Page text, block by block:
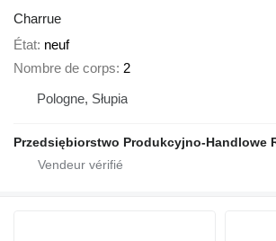
Charrue
État neuf
Nombre de corps 2
Pologne, Słupia